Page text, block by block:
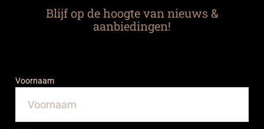
Blijf op de hoogte van nieuws &
aanbiedingen!
Voornaam